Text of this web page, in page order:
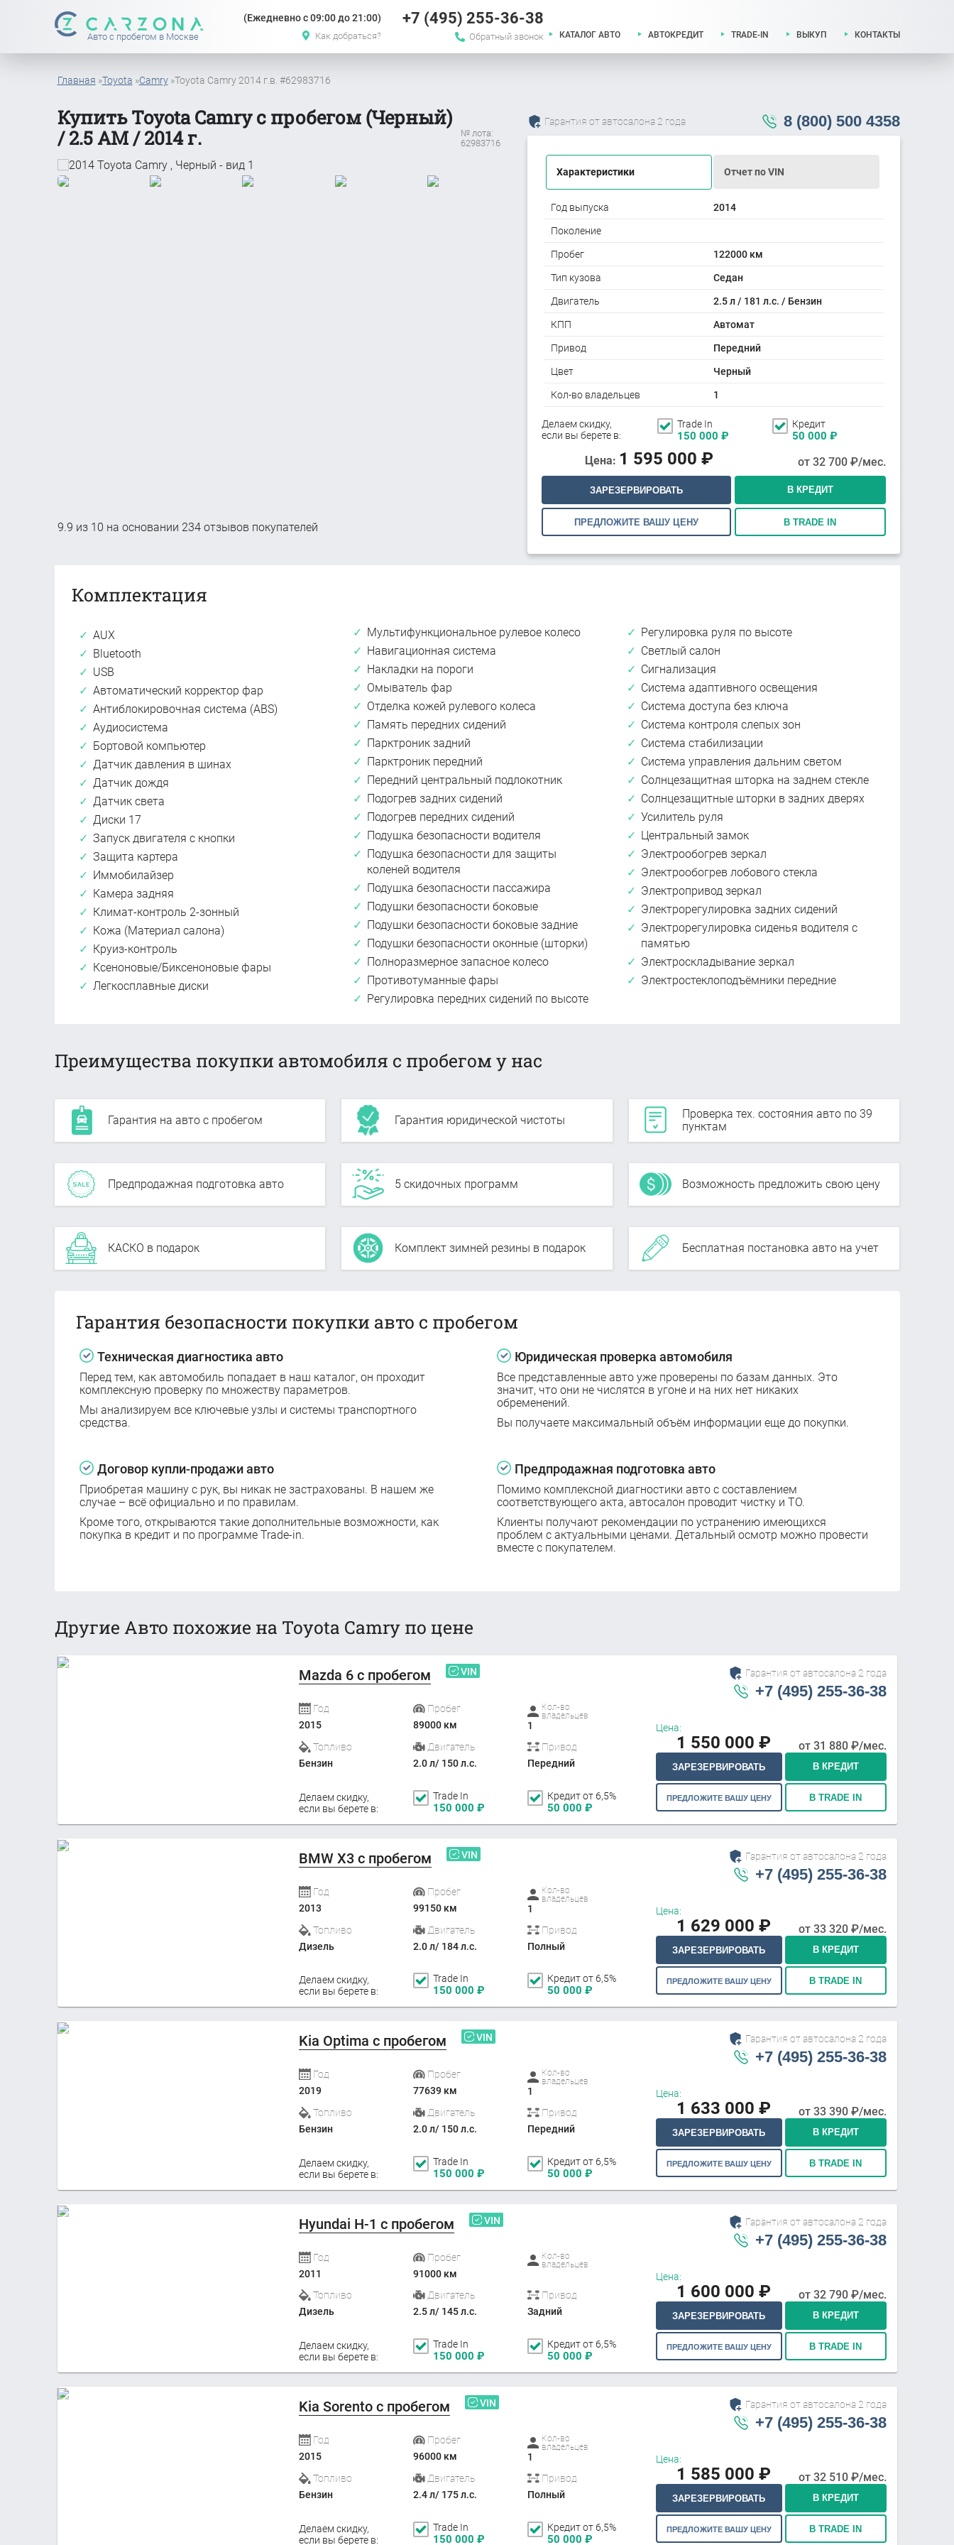
Авто с пробегом в Москве
(Ежедневно с 09:00 до 21:00)
Как добраться?
+7 (495) 255-36-38
Обратный звонок КАТАЛОГ АВТО АВТОКРЕДИТ TRADE-IN ВЫКУП КОНТАКТЫ
Главная »Toyota »Camry»Toyota Camry 2014 г.в. #62983716
Купить Toyota Camry с пробегом (Черный)
/ 2.5 АМ / 2014 г.
№ лота:
62983716
9.9 из 10 на основании 234отзывов покупателей
Гарантия от автосалона 2 года 8 (800) 500 4358
Характеристики Отчет по VIN
Год выпуска 2014
Поколение
Пробег 122000 км
Тип кузова Седан
Двигатель 2.5 л / 181 л.с. / Бензин
КПП Автомат
Привод Передний
Цвет Черный
Кол-во владельцев 1
Делаем скидку,
если вы берете в:
Trade In
150 000 ₽
Кредит
50 000 ₽
Цена: 1 595 000 ₽ от 32 700₽/мес.
ЗАРЕЗЕРВИРОВАТЬ В КРЕДИТ
ПРЕДЛОЖИТЕ ВАШУ ЦЕНУ В TRADE IN
Комплектация
AUX
Bluetooth
USB
Автоматический корректор фар
Антиблокировочная система (ABS)
Аудиосистема
Бортовой компьютер
Датчик давления в шинах
Датчик дождя
Датчик света
Диски 17
Запуск двигателя с кнопки
Защита картера
Иммобилайзер
Камера задняя
Климат-контроль 2-зонный
Кожа (Материал салона)
Круиз-контроль
Ксеноновые/Биксеноновые фары
Легкосплавные диски
Мультифункциональное рулевое колесо
Навигационная система
Накладки на пороги
Омыватель фар
Отделка кожей рулевого колеса
Память передних сидений
Парктроник задний
Парктроник передний
Передний центральный подлокотник
Подогрев задних сидений
Подогрев передних сидений
Подушка безопасности водителя
Подушка безопасности для защиты
коленей водителя
Подушка безопасности пассажира
Подушки безопасности боковые
Подушки безопасности боковые задние
Подушки безопасности оконные (шторки)
Полноразмерное запасное колесо
Противотуманные фары
Регулировка передних сидений по высоте
Регулировка руля по высоте
Светлый салон
Сигнализация
Система адаптивного освещения
Система доступа без ключа
Система контроля слепых зон
Система стабилизации
Система управления дальним светом
Солнцезащитная шторка на заднем стекле
Солнцезащитные шторки в задних дверях
Усилитель руля
Центральный замок
Электрообогрев зеркал
Электрообогрев лобового стекла
Электропривод зеркал
Электрорегулировка задних сидений
Электрорегулировка сиденья водителя с
памятью
Электроскладывание зеркал
Электростеклоподъёмники передние
Преимущества покупки автомобиля с пробегом у нас
Гарантия на авто с пробегом Гарантия юридической чистоты
Проверка тех. состояния авто по 39
пунктам
Предпродажная подготовка авто 5 скидочных программ Возможность предложить свою цену
КАСКО в подарок Комплект зимней резины в подарок Бесплатная постановка авто на учет
Гарантия безопасности покупки авто с пробегом
Техническая диагностика авто
Перед тем, как автомобиль попадает в наш каталог, он проходит
комплексную проверку по множеству параметров.
Мы анализируем все ключевые узлы и системы транспортного
средства.
Юридическая проверка автомобиля
Все представленные авто уже проверены по базам данных. Это
значит, что они не числятся в угоне и на них нет никаких
обременений.
Вы получаете максимальный объём информации еще до покупки.
Договор купли-продажи авто
Приобретая машину с рук, вы никак не застрахованы. В нашем же
случае – всё официально и по правилам.
Кроме того, открываются такие дополнительные возможности, как
покупка в кредит и по программе Trade-in.
Предпродажная подготовка авто
Помимо комплексной диагностики авто с составлением
соответствующего акта, автосалон проводит чистку и ТО.
Клиенты получают рекомендации по устранению имеющихся
проблем с актуальными ценами. Детальный осмотр можно провести
вместе с покупателем.
Другие Авто похожие на Toyota Camry по цене
Mazda 6 с пробегом VIN
Год
2015
Пробег
89000 км
Кол-во
владельцев
1
Топливо
Бензин
Двигатель
2.0 л/ 150 л.с.
Привод
Передний
Делаем скидку,
если вы берете в:
Trade In
150 000 ₽
Кредит от 6,5%
50 000 ₽
Гарантия от автосалона 2 года
+7 (495) 255-36-38
Цена:
1 550 000 ₽ от 31 880₽/мес.
ЗАРЕЗЕРВИРОВАТЬ В КРЕДИТ
ПРЕДЛОЖИТЕ ВАШУ ЦЕНУ В TRADE IN
BMW X3 с пробегом VIN
Год
2013
Пробег
99150 км
Кол-во
владельцев
1
Топливо
Дизель
Двигатель
2.0 л/ 184 л.с.
Привод
Полный
Делаем скидку,
если вы берете в:
Trade In
150 000 ₽
Кредит от 6,5%
50 000 ₽
Гарантия от автосалона 2 года
+7 (495) 255-36-38
Цена:
1 629 000 ₽ от 33 320₽/мес.
ЗАРЕЗЕРВИРОВАТЬ В КРЕДИТ
ПРЕДЛОЖИТЕ ВАШУ ЦЕНУ В TRADE IN
Kia Optima с пробегом VIN
Год
2019
Пробег
77639 км
Кол-во
владельцев
1
Топливо
Бензин
Двигатель
2.0 л/ 150 л.с.
Привод
Передний
Делаем скидку,
если вы берете в:
Trade In
150 000 ₽
Кредит от 6,5%
50 000 ₽
Гарантия от автосалона 2 года
+7 (495) 255-36-38
Цена:
1 633 000 ₽ от 33 390₽/мес.
ЗАРЕЗЕРВИРОВАТЬ В КРЕДИТ
ПРЕДЛОЖИТЕ ВАШУ ЦЕНУ В TRADE IN
Hyundai H-1 с пробегом VIN
Год
2011
Пробег
91000 км
Кол-во
владельцев
Топливо
Дизель
Двигатель
2.5 л/ 145 л.с.
Привод
Задний
Делаем скидку,
если вы берете в:
Trade In
150 000 ₽
Кредит от 6,5%
50 000 ₽
Гарантия от автосалона 2 года
+7 (495) 255-36-38
Цена:
1 600 000 ₽ от 32 790₽/мес.
ЗАРЕЗЕРВИРОВАТЬ В КРЕДИТ
ПРЕДЛОЖИТЕ ВАШУ ЦЕНУ В TRADE IN
Kia Sorento с пробегом VIN
Год
2015
Пробег
96000 км
Кол-во
владельцев
1
Топливо
Бензин
Двигатель
2.4 л/ 175 л.с.
Привод
Полный
Делаем скидку,
если вы берете в:
Trade In
150 000 ₽
Кредит от 6,5%
50 000 ₽
Гарантия от автосалона 2 года
+7 (495) 255-36-38
Цена:
1 585 000 ₽ от 32 510₽/мес.
ЗАРЕЗЕРВИРОВАТЬ В КРЕДИТ
ПРЕДЛОЖИТЕ ВАШУ ЦЕНУ В TRADE IN